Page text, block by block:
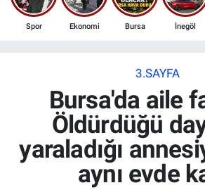
Spor Ekonomi Bursa İnegöl
3.SAYFA
Bursa'da aile
Öldürdüğü
yaraladığı
aynı evde
Ekonomi
Güncel
Son Dakika Haberleri
Haber Arşivi